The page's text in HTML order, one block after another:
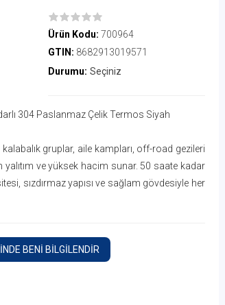
Ürün Kodu: 700964
GTIN: 8682913019571
Durumu: Seçiniz
304 Paslanmaz Çelik Termos Siyah
kalabalık gruplar, aile kampları, off-road gezileri
ve yüksek hacim sunar. 50 saate kadar
sızdırmaz yapısı ve sağlam gövdesiyle her
BENİ BİLGİLENDİR